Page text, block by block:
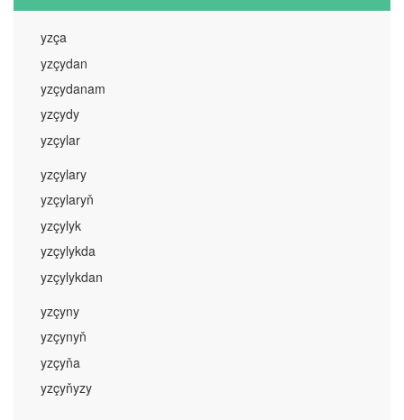
yzça
yzçydan
yzçydanam
yzçydy
yzçylar
yzçylary
yzçylaryň
yzçylyk
yzçylykda
yzçylykdan
yzçyny
yzçynyň
yzçyňa
yzçyňyzy